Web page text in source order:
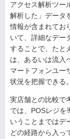
アクセス解析ツー
解析した」データ
情報が含まれてお
いて、詳細なデー
することで、たと
は、あるいは流入
マートフォンユー
状況を把握できる。
実店舗との比較で
では、POSレジを
いうことまではデ
どの経路から入っ